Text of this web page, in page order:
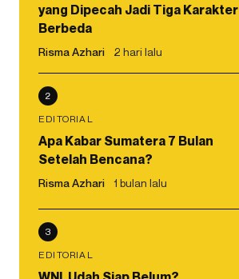
yang Dipecah Jadi Tiga Karakter
Berbeda
Risma Azhari 2 hari lalu
2
EDITORIAL
Apa Kabar Sumatera 7 Bulan
Setelah Bencana?
Risma Azhari 1 bulan lalu
3
EDITORIAL